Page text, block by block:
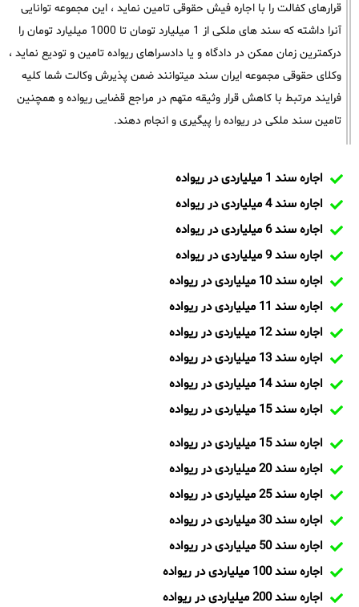
قرارهای کفالت را با اجاره فیش حقوقی تامین نماید ، این مجموعه توانایی
آنرا داشته که سند های ملکی از 1 میلیارد تومان تا 1000 میلیارد تومان را
درکمترین زمان ممکن در دادگاه و یا دادسراهای ریواده تامین و تودیع نماید ،
وکلای حقوقی مجموعه ایران سند میتوانند ضمن پذیرش وکالت شما کلیه
فرایند مرتبط با کاهش قرار وثیقه متهم در مراجع قضایی ریواده و همچنین
تامین سند ملکی در ریواده را پیگیری و انجام دهند.
اجاره سند 1 میلیاردی در ریواده
اجاره سند 4 میلیاردی در ریواده
اجاره سند 6 میلیاردی در ریواده
اجاره سند 9 میلیاردی در ریواده
اجاره سند 10 میلیاردی در ریواده
اجاره سند 11 میلیاردی در ریواده
اجاره سند 12 میلیاردی در ریواده
اجاره سند 13 میلیاردی در ریواده
اجاره سند 14 میلیاردی در ریواده
اجاره سند 15 میلیاردی در ریواده
اجاره سند 15 میلیاردی در ریواده
اجاره سند 20 میلیاردی در ریواده
اجاره سند 25 میلیاردی در ریواده
اجاره سند 30 میلیاردی در ریواده
اجاره سند 50 میلیاردی در ریواده
اجاره سند 100 میلیاردی در ریواده
اجاره سند 200 میلیاردی در ریواده